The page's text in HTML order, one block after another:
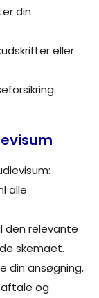
din
eller
alle
den relevante
skemaet.
din ansøgning.
og